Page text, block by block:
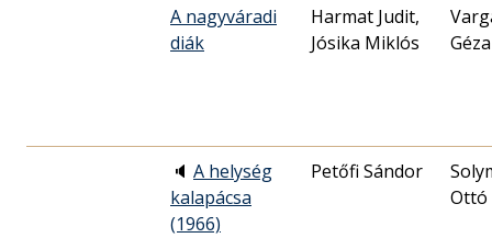
A nagyváradi
diák
Harmat Judit,
Jósika Miklós
Géza
🔈 A helység
kalapácsa
(1966)
Petőfi Sándor
Ottó